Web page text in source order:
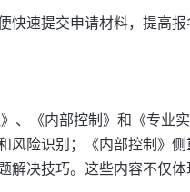
速提交申请材料，提高报
、《内部控制》和《专业
风险识别；《内部控制》
决技巧。这些内容不仅体